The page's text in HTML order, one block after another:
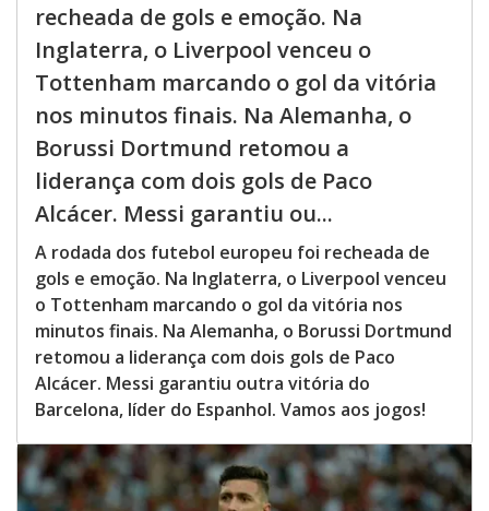
recheada de gols e emoção. Na
Inglaterra, o Liverpool venceu o
Tottenham marcando o gol da vitória
nos minutos finais. Na Alemanha, o
Borussi Dortmund retomou a
liderança com dois gols de Paco
Alcácer. Messi garantiu ou...
A rodada dos futebol europeu foi recheada de
gols e emoção. Na Inglaterra, o Liverpool venceu
o Tottenham marcando o gol da vitória nos
minutos finais. Na Alemanha, o Borussi Dortmund
retomou a liderança com dois gols de Paco
Alcácer. Messi garantiu outra vitória do
Barcelona, líder do Espanhol. Vamos aos jogos!